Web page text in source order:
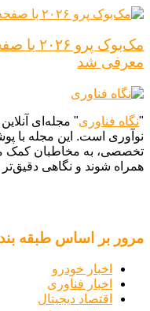
مک‌بوک
معرفی شد
"نگاه فناوری" مجله‌ای
نوآوری است. این مجله با
تخصصی، به مخاطبان کمک
همراه شوند و نگاهی دقیق‌تر
مرور بر اساس طبقه
اخبار خودرو
اخبار فناوری
اقتصاد دیجیتال